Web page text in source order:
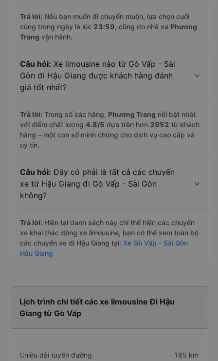
Trả lời: Nếu bạn muốn đi chuyến muộn, lựa chọn cuối
cùng trong ngày là lúc 23:59, cũng do nhà xe Phương
Trang vận hành.
Câu hỏi: Xe limousine nào từ Gò Vấp - Sài
Gòn đi Hậu Giang được khách hàng đánh
giá tốt nhất?
Trả lời: Trong số các hãng, Phương Trang nổi bật nhất
với điểm chất lượng 4.8/5 dựa trên hơn 3952 từ khách
hàng – một con số minh chứng cho dịch vụ cao cấp và
uy tín.
Câu hỏi: Đây có phải là tất cả các chuyến
xe từ Hậu Giang đi Gò Vấp - Sài Gòn
không?
Trả lời: Hiện tại danh sách này chỉ thể hiện các chuyến
xe khai thác dòng xe limousine, bạn có thể xem toàn bộ
các chuyến xe đi Hậu Giang tại: Xe Gò Vấp - Sài Gòn
Hậu Giang
Lịch trình chi tiết các xe limousine Đi Hậu
Giang từ Gò Vấp
Chiều dài tuyến đường 185 km